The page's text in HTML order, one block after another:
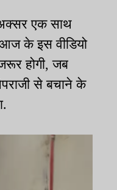
अक्सर एक साथ
के इस वीडियो
होगी, जब
से बचाने के